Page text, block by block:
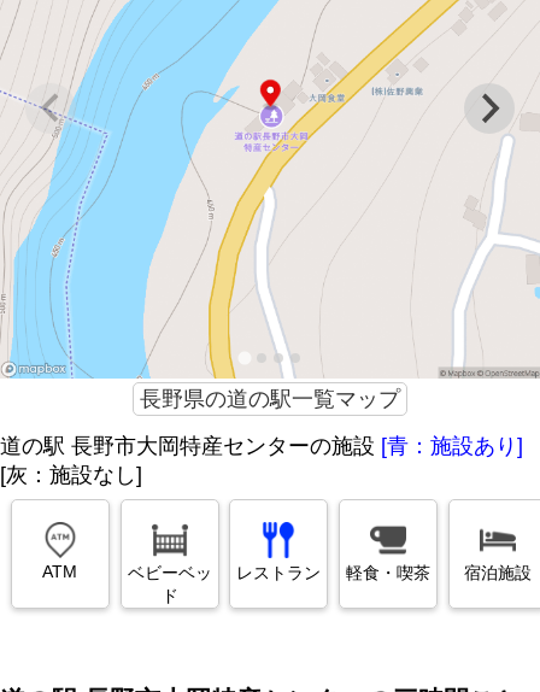
長野県の道の駅一覧マップ
道の駅 長野市大岡特産センターの施設 [青：施設あり]
[灰：施設なし]
ATM
ベビーベッ
ド
レストラン 軽食・喫茶 宿泊施設